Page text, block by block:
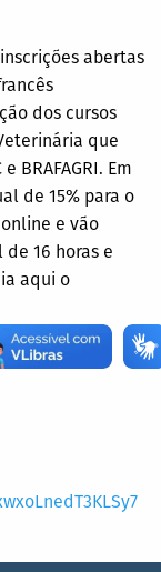
abertas
dos cursos
que
BRAFAGRI. Em
de 15% para o
e vão
16 horas e
aqui o